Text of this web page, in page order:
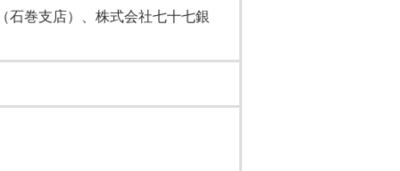
石巻支店）、株式会社七十七銀